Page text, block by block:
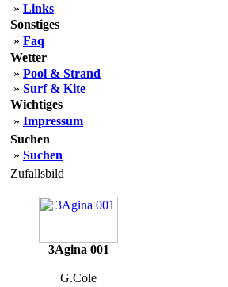
» Links
Sonstiges
» Faq
Wetter
» Pool & Strand
» Surf & Kite
Wichtiges
» Impressum
Suchen
» Suchen
Zufallsbild
3Agina 001
G.Cole